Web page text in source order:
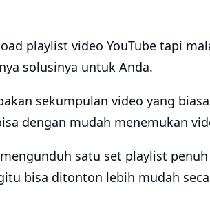
playlist video YouTube tapi
solusinya untuk Anda.
sekumpulan video yang
dengan mudah menemukan
satu set playlist
bisa ditonton lebih mudah